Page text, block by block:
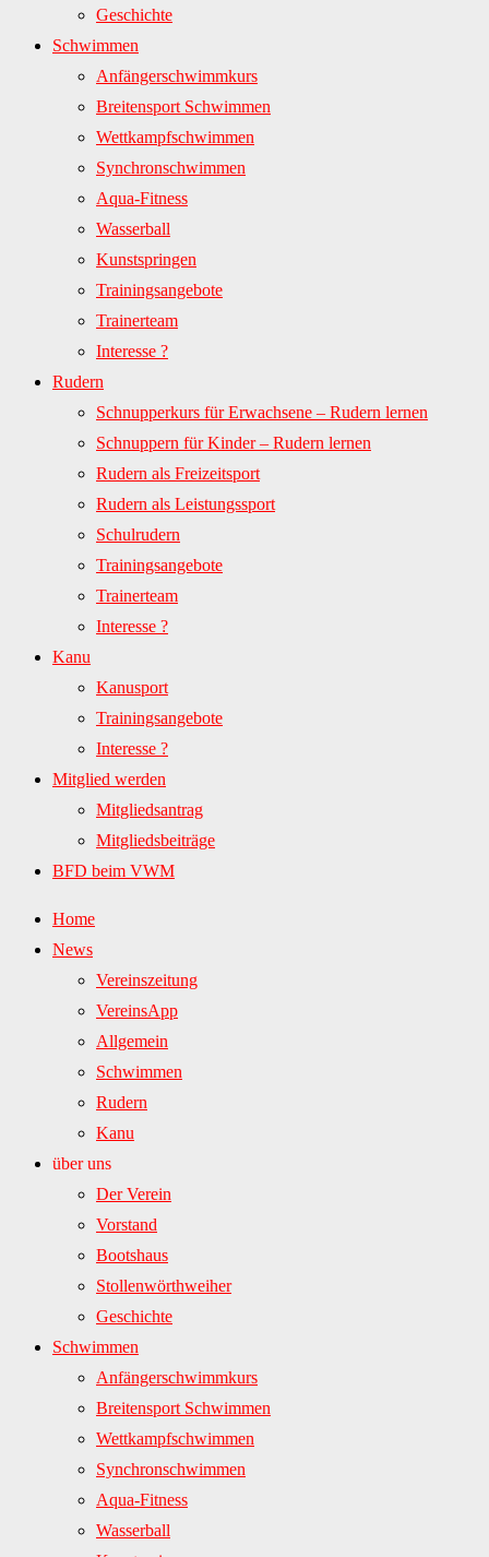
Geschichte
Schwimmen
Anfängerschwimmkurs
Breitensport Schwimmen
Wettkampfschwimmen
Synchronschwimmen
Aqua-Fitness
Wasserball
Kunstspringen
Trainingsangebote
Trainerteam
Interesse ?
Rudern
Schnupperkurs für Erwachsene – Rudern lernen
Schnuppern für Kinder – Rudern lernen
Rudern als Freizeitsport
Rudern als Leistungssport
Schulrudern
Trainingsangebote
Trainerteam
Interesse ?
Kanu
Kanusport
Trainingsangebote
Interesse ?
Mitglied werden
Mitgliedsantrag
Mitgliedsbeiträge
BFD beim VWM
Home
News
Vereinszeitung
VereinsApp
Allgemein
Schwimmen
Rudern
Kanu
über uns
Der Verein
Vorstand
Bootshaus
Stollenwörthweiher
Geschichte
Schwimmen
Anfängerschwimmkurs
Breitensport Schwimmen
Wettkampfschwimmen
Synchronschwimmen
Aqua-Fitness
Wasserball